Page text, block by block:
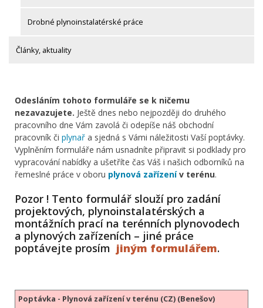
Drobné plynoinstalatérské práce
Články, aktuality
Odesláním tohoto formuláře se k ničemu
nezavazujete. Ještě dnes nebo nejpozději do druhého
pracovního dne Vám zavolá či odepíše náš obchodní
pracovník či plynař a sjedná s Vámi náležitosti Vaší poptávky.
Vyplněním formuláře nám usnadníte připravit si podklady pro
vypracování nabídky a ušetříte čas Váš i našich odborníků na
řemeslné práce v oboru plynová zařízenív terénu.
Pozor ! Tento formulář slouží pro zadání
projektových, plynoinstalatérských a
montážních prací na terénních plynovodech
a plynových zařízeních – jiné práce
poptávejte prosím jiným formulářem.
Poptávka - Plynová zařízení v terénu (CZ) (Benešov)